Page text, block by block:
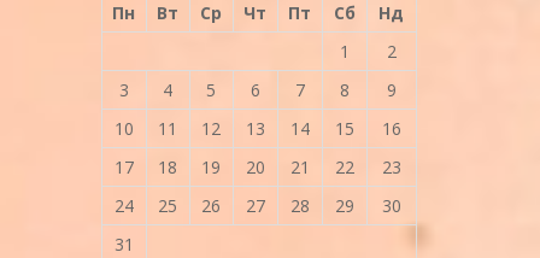
Пн
Вт Ср Чт Пт Сб
Нд
1
2
3
4 5 6 7 8
9
10
11 12 13 14 15
16
17
18 19 20 21 22
23
24
25 26 27 28 29
30
31